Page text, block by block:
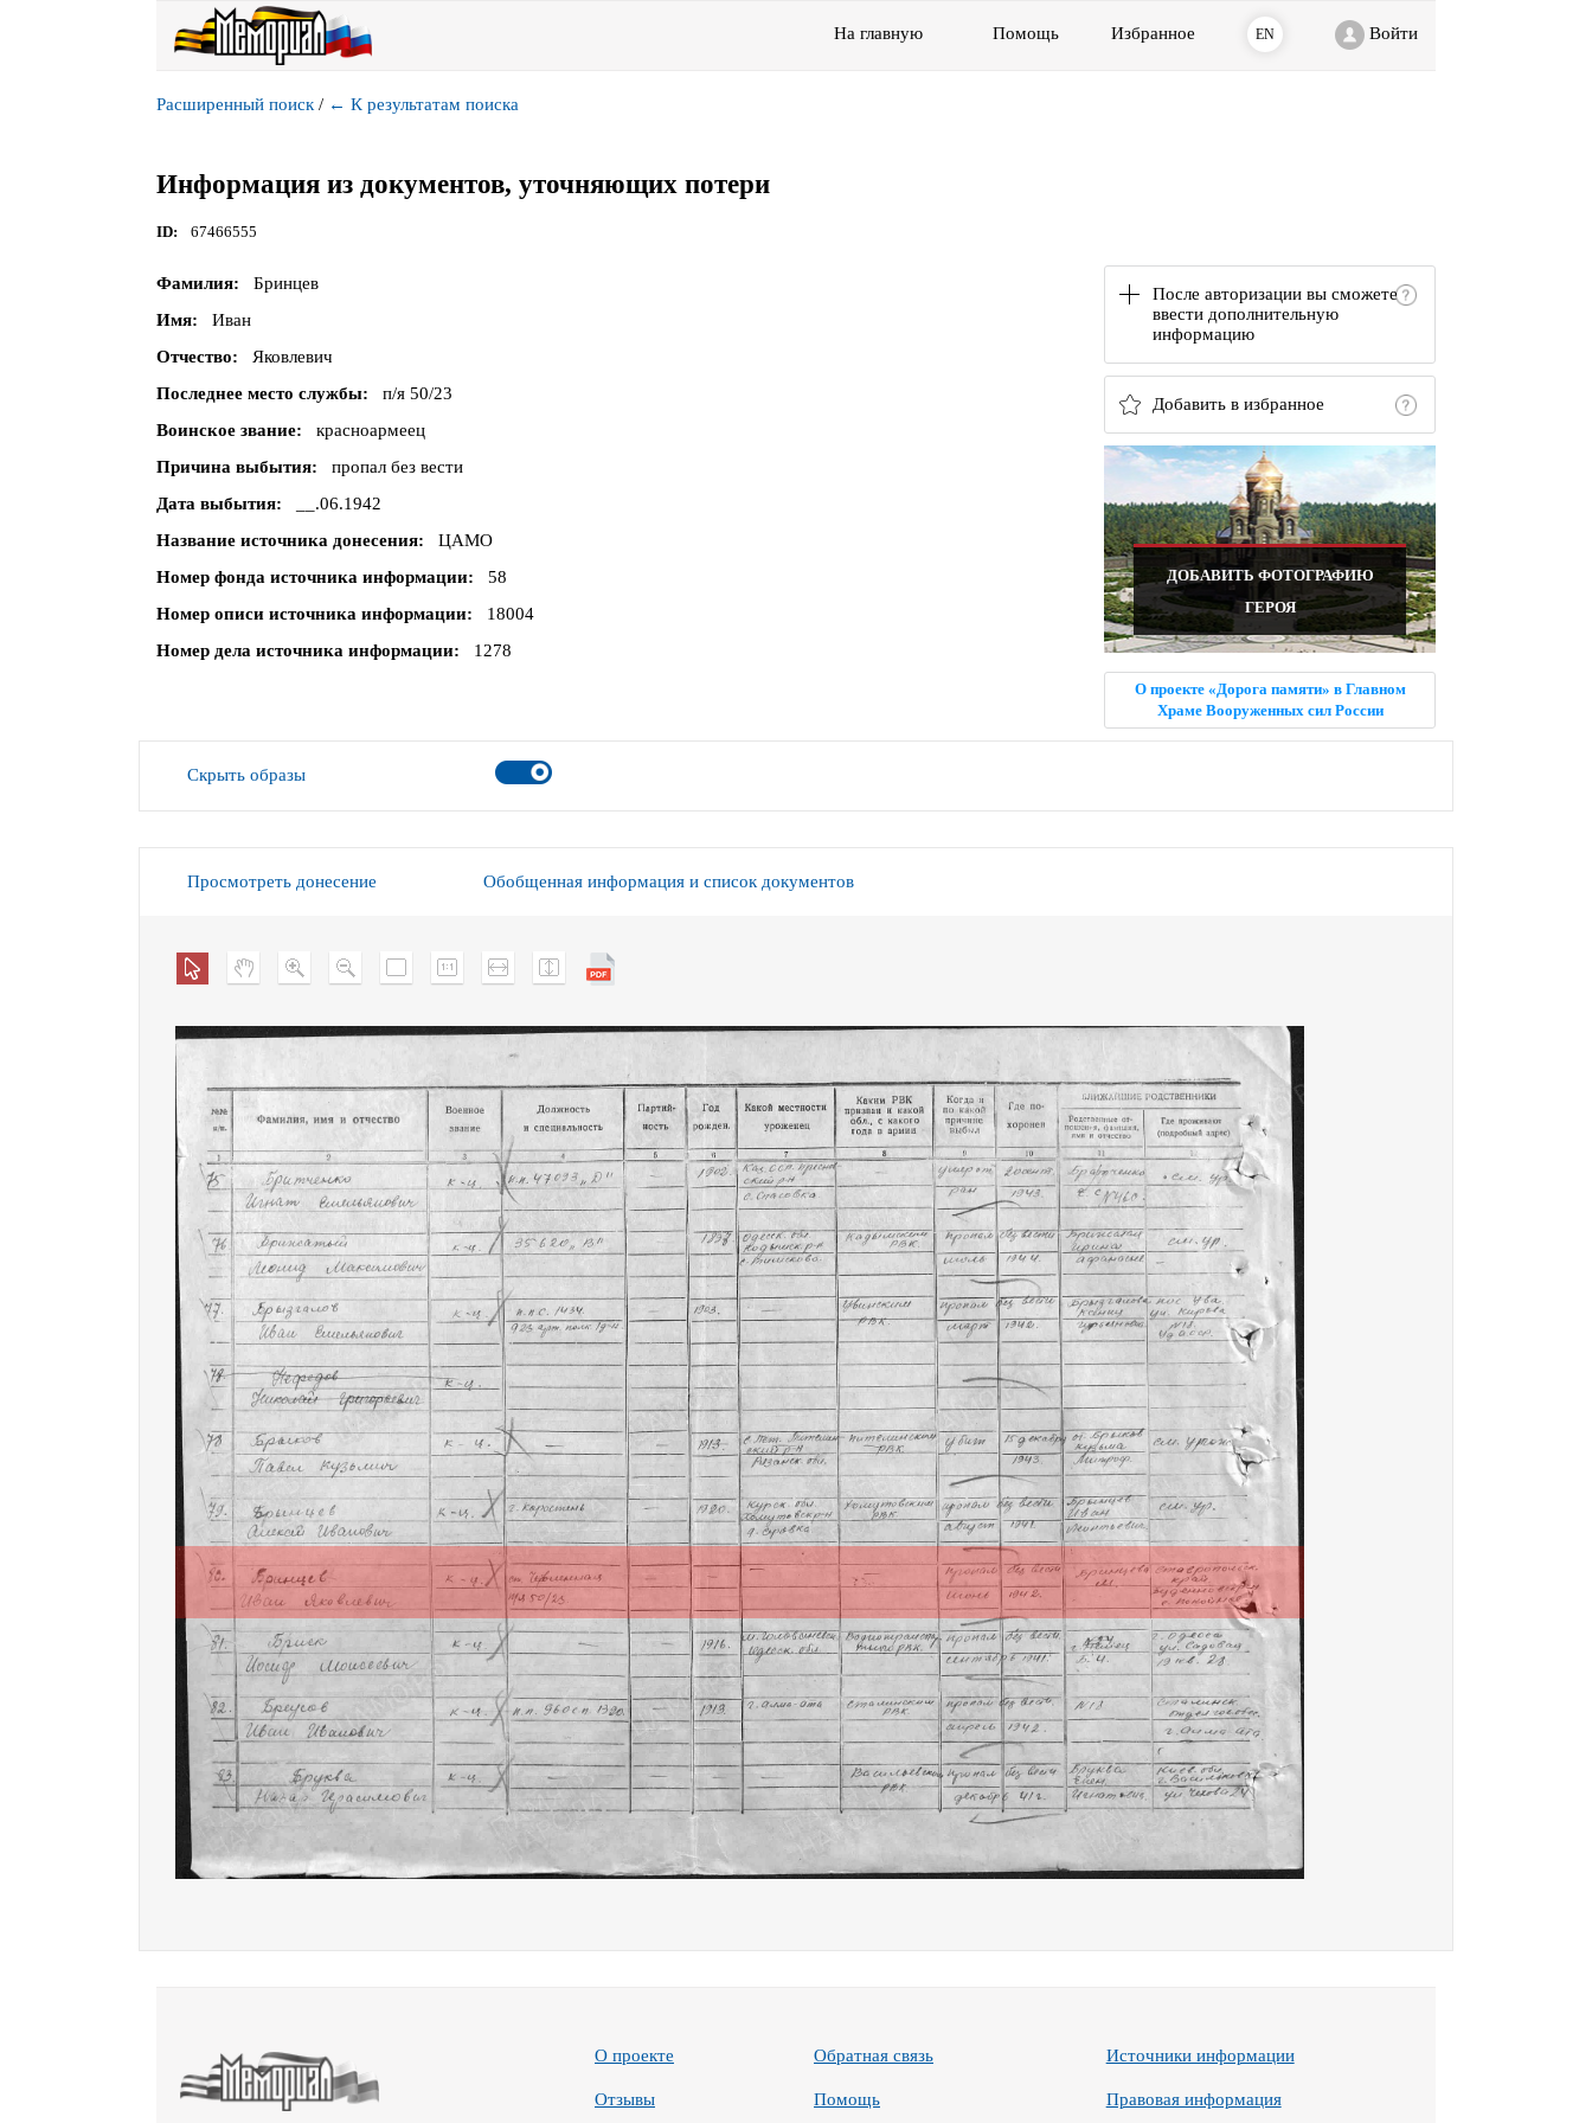
На главную Помощь Избранное EN Войти
Расширенный поиск / ← К результатам поиска
Информация из документов, уточняющих потери
ID 67466555
После авторизации вы сможете
ввести дополнительную
информацию
Добавить в избранное
ДОБАВИТЬ ФОТОГРАФИЮ
ГЕРОЯ
О проекте «Дорога памяти» в Главном
Храме Вооруженных сил России
Фамилия
Бринцев
Имя
Иван
Отчество
Яковлевич
Последнее место службы
п/я 50/23
Воинское звание
красноармеец
Причина выбытия
пропал без вести
Дата выбытия
__.06.1942
Название источника донесения
ЦАМО
Номер фонда источника информации
58
Номер описи источника информации
18004
Номер дела источника информации
1278
Скрыть образы
Просмотреть донесение Обобщенная информация и список документов
О проекте
Отзывы
Обратная связь
Помощь
Источники информации
Правовая информация